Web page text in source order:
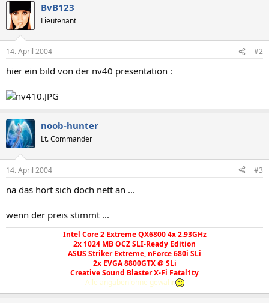
BvB123
Lieutenant
14. April 2004 #2
hier ein bild von der nv40 presentation :
noob-hunter
Lt. Commander
14. April 2004 #3
na das hört sich doch nett an ...
wenn der preis stimmt ...
Intel Core 2 Extreme QX6800 4x 2.93GHz
2x 1024 MB OCZ SLI-Ready Edition
ASUS Striker Extreme, nForce 680i SLi
2x EVGA 8800GTX @ SLi
Creative Sound Blaster X-Fi Fatal1ty
Alle angaben ohne gewähr.